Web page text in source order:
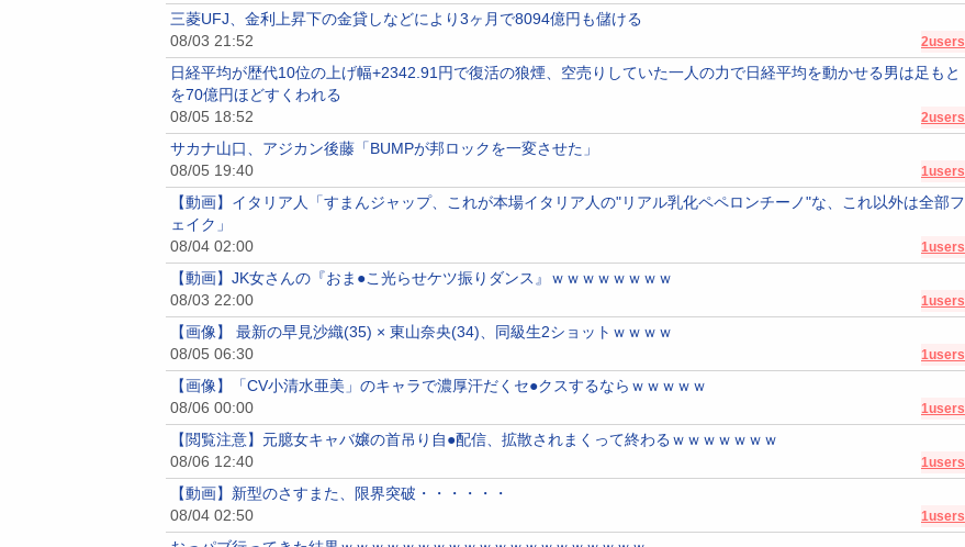
三菱UFJ、金利上昇下の金貸しなどにより3ヶ月で8094億円も儲ける
08/03 21:52
2users
日経平均が歴代10位の上げ幅+2342.91円で復活の狼煙、空売りしていた一人の力で日経平均を動かせる男は足もと
を70億円ほどすくわれる
08/05 18:52
2users
サカナ山口、アジカン後藤「BUMPが邦ロックを一変させた」
08/05 19:40
1users
【動画】イタリア人「すまんジャップ、これが本場イタリア人の"リアル乳化ペペロンチーノ"な、これ以外は全部フ
ェイク」
08/04 02:00
1users
【動画】JK女さんの『おま●こ光らせケツ振りダンス』ｗｗｗｗｗｗｗｗ
08/03 22:00
1users
【画像】 最新の早見沙織(35) × 東山奈央(34)、同級生2ショットｗｗｗｗ
08/05 06:30
1users
【画像】「CV小清水亜美」のキャラで濃厚汗だくセ●クスするならｗｗｗｗｗ
08/06 00:00
1users
【閲覧注意】元臆女キャバ嬢の首吊り自●配信、拡散されまくって終わるｗｗｗｗｗｗｗ
08/06 12:40
1users
【動画】新型のさすまた、限界突破・・・・・・
08/04 02:50
1users